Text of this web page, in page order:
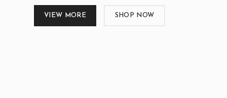
VIEW MORE SHOP NOW